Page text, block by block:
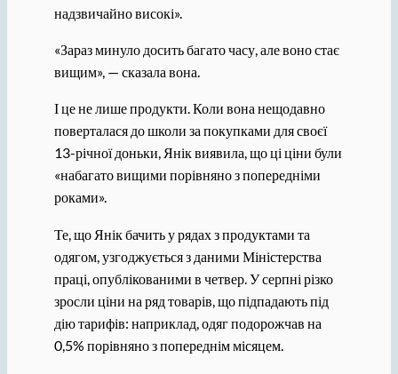
надзвичайно високі».
«Зараз минуло досить багато часу, але воно стає
вищим», — сказала вона.
І це не лише продукти. Коли вона нещодавно
поверталася до школи за покупками для своєї
13-річної доньки, Янік виявила, що ці ціни були
«набагато вищими порівняно з попередніми
роками».
Те, що Янік бачить у рядах з продуктами та
одягом, узгоджується з даними Міністерства
праці, опублікованими в четвер. У серпні різко
зросли ціни на ряд товарів, що підпадають під
дію тарифів: наприклад, одяг подорожчав на
0,5% порівняно з попереднім місяцем.